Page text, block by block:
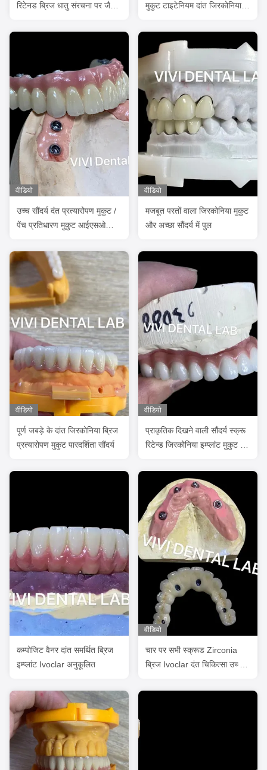
रिटेनड ब्रिज धातु संरचना पर जैव
मुकुट टाइटेनियम दांत जिरकोनिया
वीडियो
उच्च सौंदर्य दंत प्रत्यारोपण मुकुट /
पेंच प्रतिधारण मुकुट आईएसओ
वीडियो
मजबूत परतों वाला जिरकोनिया मुकुट
और अच्छा सौंदर्य में पुल
वीडियो
पूर्ण जबड़े के दांत जिरकोनिया ब्रिज
प्रत्यारोपण मुकुट पारदर्शिता सौंदर्य
वीडियो
प्राकृतिक दिखने वाली सौंदर्य स्क्रू
रिटेन्ड जिरकोनिया इम्प्लांट मुकुट लंबे
कम्पोजिट वैनर दांत समर्थित ब्रिज
इम्प्लांट Ivoclar अनुकूलित
वीडियो
चार पर सभी स्क्रूड Zirconia
ब्रिज Ivoclar दंत चिकित्सा उच्च